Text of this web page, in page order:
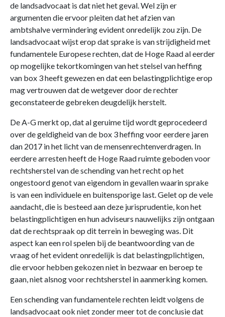
de landsadvocaat is dat niet het geval. Wel zijn er
argumenten die ervoor pleiten dat het afzien van
ambtshalve vermindering evident onredelijk zou zijn. De
landsadvocaat wijst erop dat sprake is van strijdigheid met
fundamentele Europese rechten, dat de Hoge Raad al eerder
op mogelijke tekortkomingen van het stelsel van heffing
van box 3 heeft gewezen en dat een belastingplichtige erop
mag vertrouwen dat de wetgever door de rechter
geconstateerde gebreken deugdelijk herstelt.
De A-G merkt op, dat al geruime tijd wordt geprocedeerd
over de geldigheid van de box 3 heffing voor eerdere jaren
dan 2017 in het licht van de mensenrechtenverdragen. In
eerdere arresten heeft de Hoge Raad ruimte geboden voor
rechtsherstel van de schending van het recht op het
ongestoord genot van eigendom in gevallen waarin sprake
is van een individuele en buitensporige last. Gelet op de vele
aandacht, die is besteed aan deze jurisprudentie, kon het
belastingplichtigen en hun adviseurs nauwelijks zijn ontgaan
dat de rechtspraak op dit terrein in beweging was. Dit
aspect kan een rol spelen bij de beantwoording van de
vraag of het evident onredelijk is dat belastingplichtigen,
die ervoor hebben gekozen niet in bezwaar en beroep te
gaan, niet alsnog voor rechtsherstel in aanmerking komen.
Een schending van fundamentele rechten leidt volgens de
landsadvocaat ook niet zonder meer tot de conclusie dat